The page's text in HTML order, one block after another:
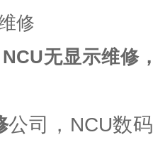
修
无显示维修
公司，NCU数